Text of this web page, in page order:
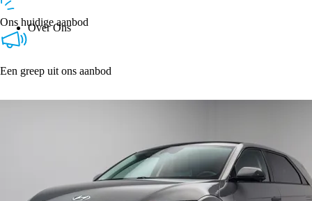
Over Ons
Ons huidige aanbod
Een greep uit ons aanbod